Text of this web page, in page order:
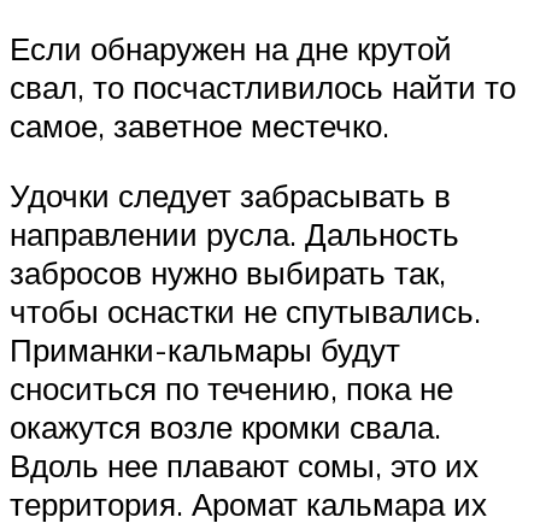
Если обнаружен на дне крутой
свал, то посчастливилось найти то
самое, заветное местечко.
Удочки следует забрасывать в
направлении русла. Дальность
забросов нужно выбирать так,
чтобы оснастки не спутывались.
Приманки-кальмары будут
сноситься по течению, пока не
окажутся возле кромки свала.
Вдоль нее плавают сомы, это их
территория. Аромат кальмара их